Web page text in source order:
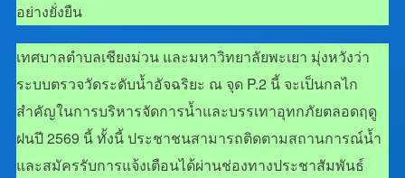
อย่างยั่งยืน
เทศบาลตำบลเชียงม่วน และมหาวิทยาลัยพะเยา มุ่งหวังว่า
ระบบตรวจวัดระดับน้ำอัจฉริยะ ณ จุด P.2 นี้ จะเป็นกลไก
สำคัญในการบริหารจัดการน้ำและบรรเทาอุทกภัยตลอดฤดู
ฝนปี 2569 นี้ ทั้งนี้ ประชาชนสามารถติดตามสถานการณ์น้ำ
และสมัครรับการแจ้งเตือนได้ผ่านช่องทางประชาสัมพันธ์